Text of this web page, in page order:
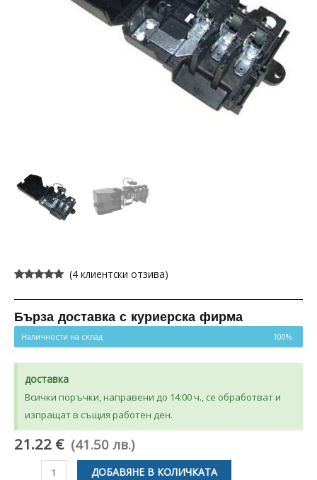
5.00от 5,
потребителски
оценки
(4клиентски отзива)
Бърза доставка с куриерска фирма
Наличности на склад 100%
доставка
Всички поръчки, направени до 14:00 ч., се обработват и
изпращат в същия работен ден.
21.22 € (41.50 лв.)
количество
ДОБАВЯНЕ В КОЛИЧКАТА